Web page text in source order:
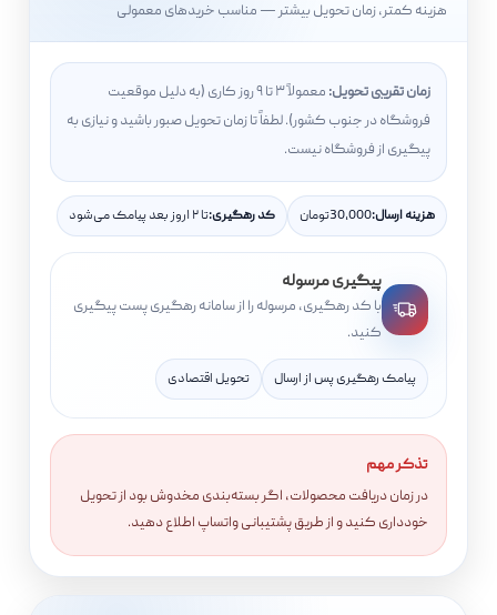
هزینه کمتر، زمان تحویل بیشتر — مناسب خریدهای معمولی
زمان تقریبی تحویل: معمولاً۳ تا ۹
روز کاری (به دلیل موقعیت
فروشگاه در جنوب کشور). لطفاً تا زمان تحویل صبور باشید و نیازی به
پیگیری از فروشگاه نیست.
هزینه ارسال:30,000تومان کد رهگیری:۱ تا ۲ روز بعد پیامک می‌شود
پیگیری مرسوله
با کد رهگیری، مرسوله را از سامانه رهگیری پست پیگیری
کنید.
پیامک رهگیری پس از ارسال تحویل اقتصادی
تذکر مهم
در زمان دریافت محصولات، اگر بسته‌بندی مخدوش بود از تحویل
خودداری کنید و از طریق پشتیبانی واتساپ اطلاع دهید.